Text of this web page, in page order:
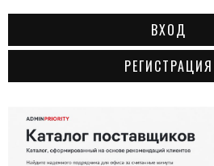
ВХОД
РЕГИСТРАЦИЯ